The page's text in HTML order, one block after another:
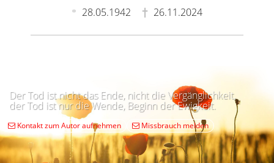
28.05.1942
26.11.2024
Der Tod ist nicht das Ende, nicht die Vergänglichkeit,
der Tod ist nur die Wende, Beginn der Ewigkeit.
Kontakt zum Autor aufnehmen Missbrauch melden